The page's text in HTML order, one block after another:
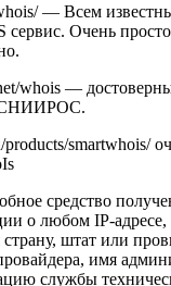
— Всем
Очень
whois —
smartwhois/
средство
о любом IP-
штат или
имя
службы